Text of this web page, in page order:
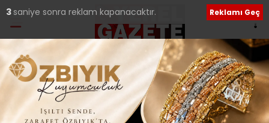
2 saniye sonra reklam kapanacaktır. Reklamı Geç